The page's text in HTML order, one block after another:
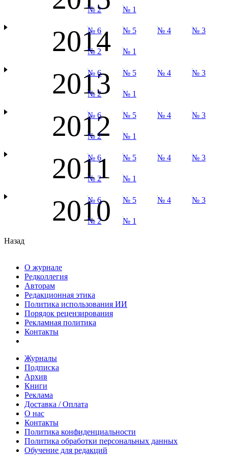
№ 2 № 1
2014
№ 6 № 5 № 4 № 3
№ 2 № 1
2013
№ 6 № 5 № 4 № 3
№ 2 № 1
2012
№ 6 № 5 № 4 № 3
№ 2 № 1
2011
№ 6 № 5 № 4 № 3
№ 2 № 1
2010
№ 6 № 5 № 4 № 3
№ 2 № 1
Назад
О журнале
Редколлегия
Авторам
Редакционная этика
Политика использования ИИ
Порядок рецензирования
Рекламная политика
Контакты
Журналы
Подписка
Архив
Книги
Реклама
Доставка / Оплата
О нас
Контакты
Политика конфиденциальности
Политика обработки персональных данных
Обучение для редакций